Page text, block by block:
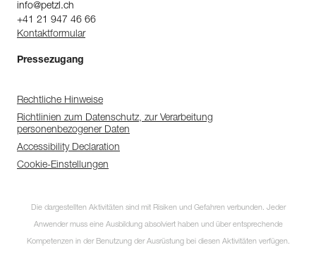
Kontrolle und Überprüfung ihrer
PSA-Bestände
info@petzl.ch
+41 21 947 46 66
Kontaktformular
Pressezugang
Rechtliche Hinweise
Richtlinien zum Datenschutz, zur Verarbeitung
personenbezogener Daten
Accessibility Declaration
Cookie-Einstellungen
Die dargestellten Aktivitäten sind mit Risiken und Gefahren verbunden. Jeder
Anwender muss eine Ausbildung absolviert haben und über entsprechende
Kompetenzen in der Benutzung der Ausrüstung bei diesen Aktivitäten verfügen.